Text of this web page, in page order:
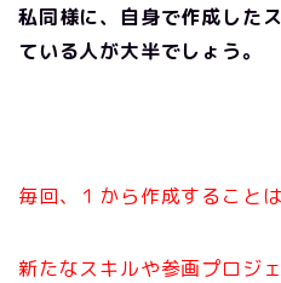
私同様に、自身で作成した
ている人が大半でしょう。
毎回、１から作成すること
新たなスキルや参画プロジ